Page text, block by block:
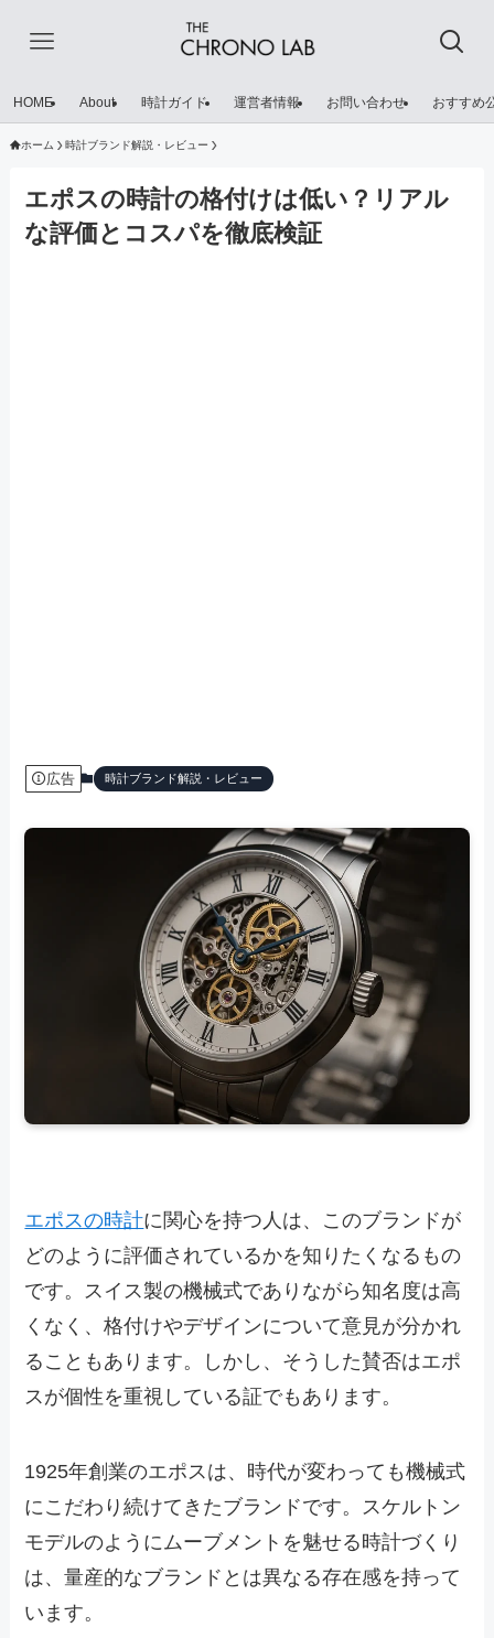
HOME About 時計ガイド 運営者情報 お問い合わせ おすすめ
ホーム 時計ブランド解説・レビュー
エポスの時計の格付けは低い？リアル
な評価とコスパを徹底検証
広告 時計ブランド解説・レビュー
エポスの時計に関心を持つ人は、このブランドが
どのように評価されているかを知りたくなるもの
です。スイス製の機械式でありながら知名度は高
くなく、格付けやデザインについて意見が分かれ
ることもあります。しかし、そうした賛否はエポ
スが個性を重視している証でもあります。
1925年創業のエポスは、時代が変わっても機械式
にこだわり続けてきたブランドです。スケルトン
モデルのようにムーブメントを魅せる時計づくり
は、量産的なブランドとは異なる存在感を持って
います。